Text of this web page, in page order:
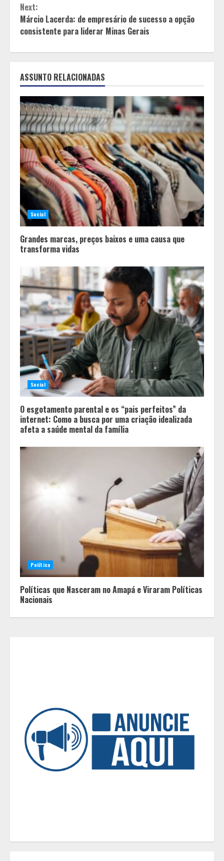
Next:
Márcio Lacerda: de empresário de sucesso a opção
consistente para liderar Minas Gerais
ASSUNTO RELACIONADAS
Social
Grandes marcas, preços baixos e uma causa que
transforma vidas
Social
O esgotamento parental e os “pais perfeitos” da
internet: Como a busca por uma criação idealizada
afeta a saúde mental da família
Política
Políticas que Nasceram no Amapá e Viraram Políticas
Nacionais
Equipe conquista 22 medalhas e
garante 12 vagas para etapas
nacionais em segunda etapa do
JEMG, em Pará de Minas
uma causa que transforma vidas
5
perfeitos” da internet: Como a
busca por uma criação idealizada
afeta a saúde mental da família
Tecnologia muda papel do
professor, que passa de
garante 12 vagas para etapas